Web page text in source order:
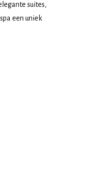
suites,
een uniek